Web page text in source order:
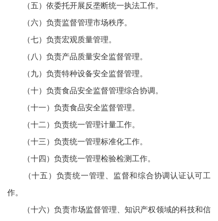
（五）依委托开展反垄断统一执法工作。
（六）负责监督管理市场秩序。
（七）负责宏观质量管理。
（八）负责产品质量安全监督管理。
（九）负责特种设备安全监督管理。
（十）负责食品安全监督管理综合协调。
（十一）负责食品安全监督管理。
（十二）负责统一管理计量工作。
（十三）负责统一管理标准化工作。
（十四）负责统一管理检验检测工作。
（十五）负责统一管理、监督和综合协调认证认可工
作。
（十六）负责市场监督管理、知识产权领域的科技和信